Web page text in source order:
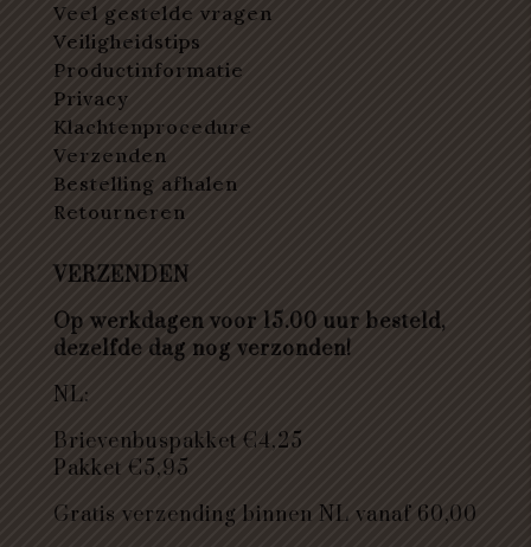
Veel gestelde vragen
Veiligheidstips
Productinformatie
Privacy
Klachtenprocedure
Verzenden
Bestelling afhalen
Retourneren
VERZENDEN
Op werkdagen voor 15.00 uur besteld,
dezelfde dag nog verzonden!
NL:
Brievenbuspakket €4,25
Pakket €5,95
Gratis verzending binnen NL vanaf 60,00